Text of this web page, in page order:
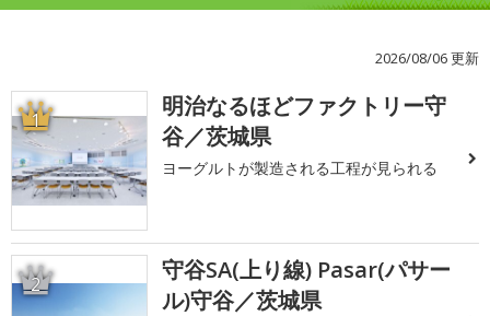
2026/08/06 更新
1
明治なるほどファクトリー守
谷／茨城県
ヨーグルトが製造される工程が見られる
2
守谷SA(上り線) Pasar(パサー
ル)守谷／茨城県